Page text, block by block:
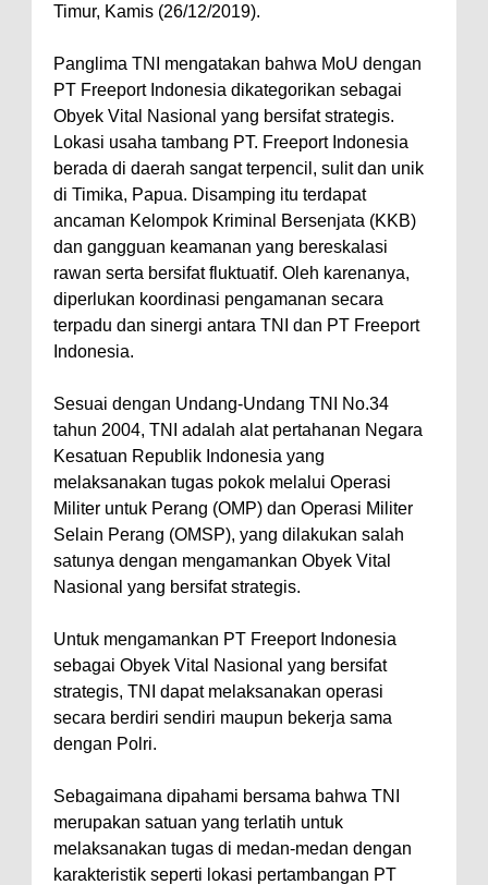
Timur, Kamis (26/12/2019).
Panglima TNI mengatakan bahwa MoU dengan
PT Freeport Indonesia dikategorikan sebagai
Obyek Vital Nasional yang bersifat strategis.
Lokasi usaha tambang PT. Freeport Indonesia
berada di daerah sangat terpencil, sulit dan unik
di Timika, Papua. Disamping itu terdapat
ancaman Kelompok Kriminal Bersenjata (KKB)
dan gangguan keamanan yang bereskalasi
rawan serta bersifat fluktuatif. Oleh karenanya,
diperlukan koordinasi pengamanan secara
terpadu dan sinergi antara TNI dan PT Freeport
Indonesia.
Sesuai dengan Undang-Undang TNI No.34
tahun 2004, TNI adalah alat pertahanan Negara
Kesatuan Republik Indonesia yang
melaksanakan tugas pokok melalui Operasi
Militer untuk Perang (OMP) dan Operasi Militer
Selain Perang (OMSP), yang dilakukan salah
satunya dengan mengamankan Obyek Vital
Nasional yang bersifat strategis.
Untuk mengamankan PT Freeport Indonesia
sebagai Obyek Vital Nasional yang bersifat
strategis, TNI dapat melaksanakan operasi
secara berdiri sendiri maupun bekerja sama
dengan Polri.
Sebagaimana dipahami bersama bahwa TNI
merupakan satuan yang terlatih untuk
melaksanakan tugas di medan-medan dengan
karakteristik seperti lokasi pertambangan PT